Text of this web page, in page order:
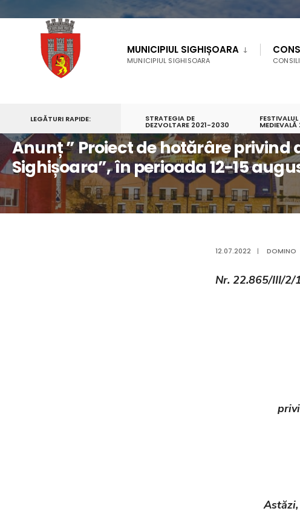
MUNICIPIUL SIGHIȘOARA
MUNICIPIUL SIGHISOARA
LEGĂTURI RAPIDE: STRATEGIA DE
DEZVOLTARE 2021-2030
ANUNȚ ” PROIECT DE HOTĂRÂRE PRIVIND DESFĂȘURAREA
Anunț ” Proiect de hotărâre
Sighișoara”, în perioada 12-15
12.07.2022 | DOMINO
Nr. 22.865/III/2/